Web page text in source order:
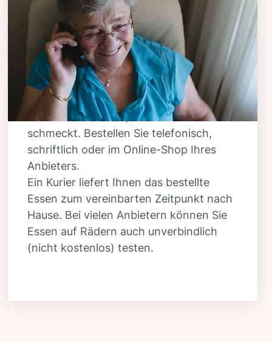
Schritt 3
Bestellen & liefern
lassen
Suchen Sie sich aus dem Speiseplan
Ihres Anbieters aus, was Ihnen
schmeckt. Bestellen Sie telefonisch,
schriftlich oder im Online-Shop Ihres
Anbieters.
Ein Kurier liefert Ihnen das bestellte
Essen zum vereinbarten Zeitpunkt nach
Hause. Bei vielen Anbietern können Sie
Essen auf Rädern auch unverbindlich
(nicht kostenlos) testen.